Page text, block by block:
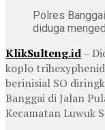
Polres
diduga
KlikSulteng.id–
koplo
berinisial SO
Banggai di Jalan
Kecamatan Luwuk